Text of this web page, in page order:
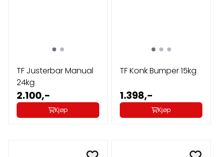
TF Justerbar Manual
24kg
2.100,-
Kjøp
TF Konk Bumper 15kg
1.398,-
Kjøp